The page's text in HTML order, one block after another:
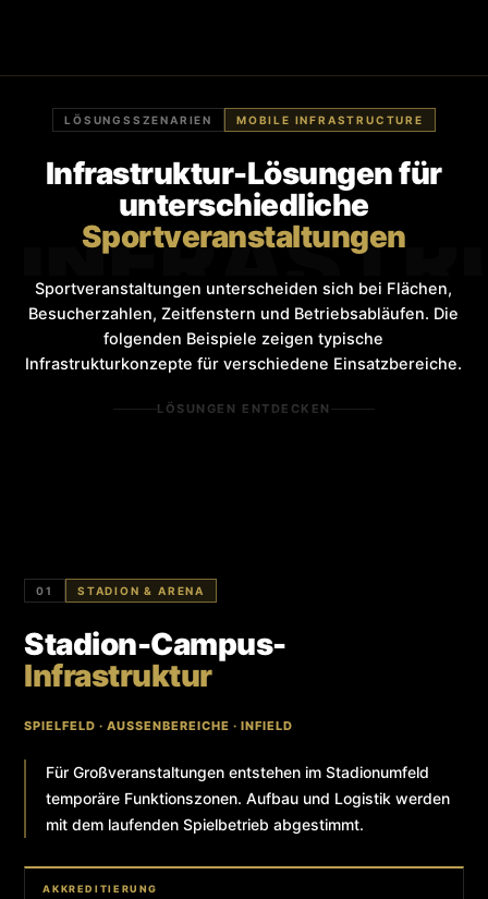
LÖSUNGSSZENARIEN MOBILE INFRASTRUCTURE
Infrastruktur-Lösungen für
unterschiedliche
Sportveranstaltungen
Sportveranstaltungen unterscheiden sich bei Flächen,
Besucherzahlen, Zeitfenstern und Betriebsabläufen. Die
folgenden Beispiele zeigen typische
Infrastrukturkonzepte für verschiedene Einsatzbereiche.
LÖSUNGEN ENTDECKEN
01 STADION & ARENA
Stadion-Campus-
Infrastruktur
SPIELFELD · AUSSENBEREICHE · INFIELD
Für Großveranstaltungen entstehen im Stadionumfeld
temporäre Funktionszonen. Aufbau und Logistik werden
mit dem laufenden Spielbetrieb abgestimmt.
AKKREDITIERUNG